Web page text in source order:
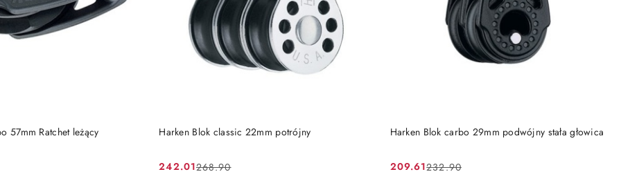
57mm Ratchet leżący
DO KOSZYKA Harken Blok classic 22mm potrójny
Cena
242.01
Cena
268.90
DO KOSZYKA Harken Blok carbo 29mm podwójny stała głowica
Cena
209.61
Cena
232.90
DO KOSZYKA